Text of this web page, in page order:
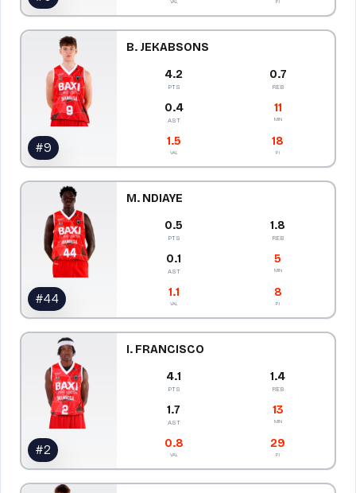
VAL PJ
#9
B. JEKABSONS
4.2
PTS
0.7
REB
0.4
AST
11
MIN
1.5
VAL
18
PJ
#44
M. NDIAYE
0.5
PTS
1.8
REB
0.1
AST
5
MIN
1.1
VAL
8
PJ
#2
I. FRANCISCO
4.1
PTS
1.4
REB
1.7
AST
13
MIN
0.8
VAL
29
PJ